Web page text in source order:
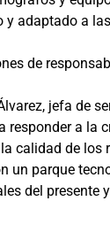
y adaptado a
de
jefa de
responder a la
calidad de los
un parque
del presente